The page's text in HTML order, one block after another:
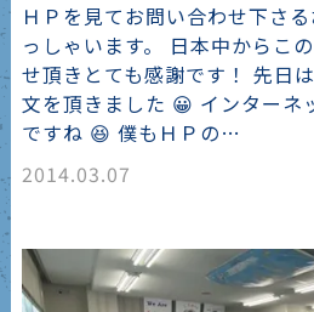
ＨＰを見てお問い合わせ下さ
っしゃいます。 日本中からこ
せ頂きとても感謝です！ 先日
文を頂きました 😀 インターネ
ですね 😆 僕もＨＰの…
2014.03.07